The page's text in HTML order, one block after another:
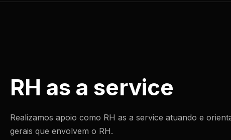
RH as a service
Realizamos apoio como RH as a service atuando e
gerais que envolvem o RH.